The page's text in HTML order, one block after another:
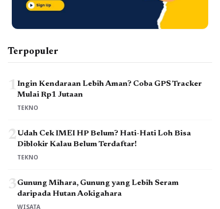
Terpopuler
1Ingin Kendaraan Lebih Aman? Coba GPS Tracker
Mulai Rp1 Jutaan
TEKNO
2Udah Cek IMEI HP Belum? Hati-Hati Loh Bisa
Diblokir Kalau Belum Terdaftar!
TEKNO
3Gunung Mihara, Gunung yang Lebih Seram
daripada Hutan Aokigahara
WISATA